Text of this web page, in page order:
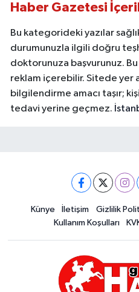
Haber Gazetesi
Bu kategorideki yazılar
durumunuzla ilgili doğru
doktorunuza başvurunuz.
reklam içerebilir. Sitede yer
bilgilendirme amacı taşır;
tedavi yerine geçmez.
Künye İletişim Gizlilik
Kullanım Koşulları